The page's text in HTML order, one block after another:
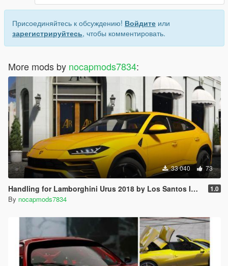
Присоединяйтесь к обсуждению! Войдите или
зарегистрируйтесь, чтобы комментировать.
More mods by nocapmods7834:
33 040 73
Handling for Lamborghini Urus 2018 by Los Santos Imports 1.0
By nocapmods7834